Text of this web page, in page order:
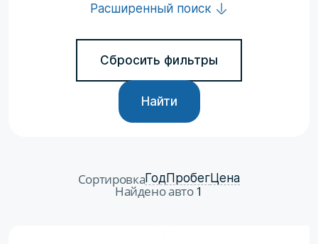
Расширенный поиск
Сбросить фильтры
Найти
СортировкаГодПробегЦена
Найдено авто1